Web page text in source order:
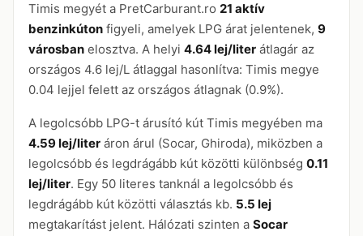
Timis megyét a PretCarburant.ro 21 aktív
benzinkúton figyeli, amelyek LPG árat jelentenek, 9
városban elosztva. A helyi 4.64 lej/liter átlagár az
országos 4.6 lej/L átlaggal hasonlítva: Timis megye
0.04 lejjel felett az országos átlagnak (0.9%).
A legolcsóbb LPG-t árusító kút Timis megyében ma
4.59 lej/liter áron árul (Socar, Ghiroda), miközben a
legolcsóbb és legdrágább kút közötti különbség 0.11
lej/liter. Egy 50 literes tanknál a legolcsóbb és
legdrágább kút közötti választás kb. 5.5 lej
megtakarítást jelent. Hálózati szinten a Socar